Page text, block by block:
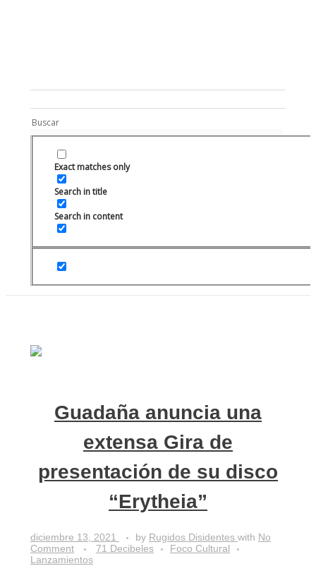
Exact matches only
Search in title
Search in content
Portada
Posts tagged:
Gira2022
Guadaña anuncia una
extensa Gira de
presentación de su disco
“Erytheia”
diciembre 13, 2021 by Rugidos Disidentes with No
Comment
71 Decibeles
Foco Cultural
Lanzamientos